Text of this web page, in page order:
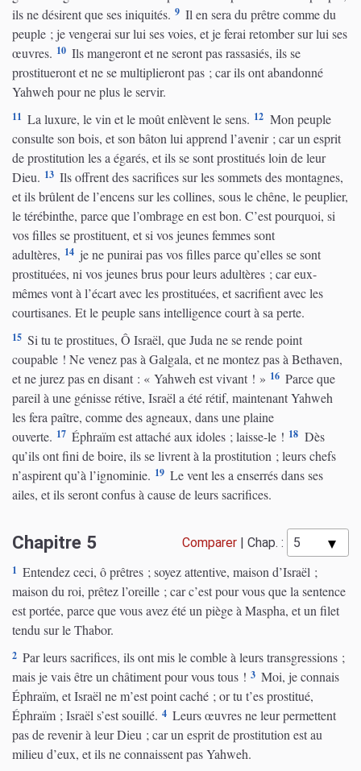
ils ne désirent que ses iniquités. 9 Il en sera du prêtre comme du
peuple ; je vengerai sur lui ses voies, et je ferai retomber sur lui ses
œuvres. 10 Ils mangeront et ne seront pas rassasiés, ils se
prostitueront et ne se multiplieront pas ; car ils ont abandonné
Yahweh pour ne plus le servir.
11 La luxure, le vin et le moût enlèvent le sens. 12 Mon peuple
consulte son bois, et son bâton lui apprend l’avenir ; car un esprit
de prostitution les a égarés, et ils se sont prostitués loin de leur
Dieu. 13 Ils offrent des sacrifices sur les sommets des montagnes,
et ils brûlent de l’encens sur les collines, sous le chêne, le peuplier,
le térébinthe, parce que l’ombrage en est bon. C’est pourquoi, si
vos filles se prostituent, et si vos jeunes femmes sont
adultères, 14 je ne punirai pas vos filles parce qu’elles se sont
prostituées, ni vos jeunes brus pour leurs adultères ; car eux-
mêmes vont à l’écart avec les prostituées, et sacrifient avec les
courtisanes. Et le peuple sans intelligence court à sa perte.
15 Si tu te prostitues, Ô Israël, que Juda ne se rende point
coupable ! Ne venez pas à Galgala, et ne montez pas à Bethaven,
et ne jurez pas en disant : « Yahweh est vivant ! » 16 Parce que
pareil à une génisse rétive, Israël a été rétif, maintenant Yahweh
les fera paître, comme des agneaux, dans une plaine
ouverte. 17 Éphraïm est attaché aux idoles ; laisse-le ! 18 Dès
qu’ils ont fini de boire, ils se livrent à la prostitution ; leurs chefs
n’aspirent qu’à l’ignominie. 19 Le vent les a enserrés dans ses
ailes, et ils seront confus à cause de leurs sacrifices.
Chapitre 5 Comparer | Chap. :
1 Entendez ceci, ô prêtres ; soyez attentive, maison d’Israël ;
maison du roi, prêtez l’oreille ; car c’est pour vous que la sentence
est portée, parce que vous avez été un piège à Maspha, et un filet
tendu sur le Thabor.
2 Par leurs sacrifices, ils ont mis le comble à leurs transgressions ;
mais je vais être un châtiment pour vous tous ! 3 Moi, je connais
Éphraïm, et Israël ne m’est point caché ; or tu t’es prostitué,
Éphraïm ; Israël s’est souillé. 4 Leurs œuvres ne leur permettent
pas de revenir à leur Dieu ; car un esprit de prostitution est au
milieu d’eux, et ils ne connaissent pas Yahweh.